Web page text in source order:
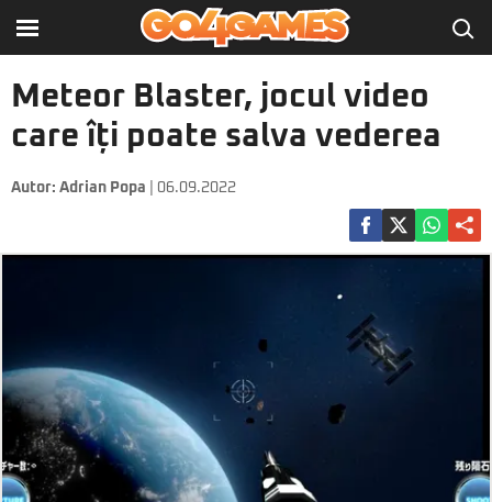
Meteor Blaster, jocul video
care îți poate salva vederea
Autor: Adrian Popa | 06.09.2022